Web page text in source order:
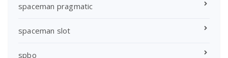
spaceman pragmatic
spaceman slot
spbo